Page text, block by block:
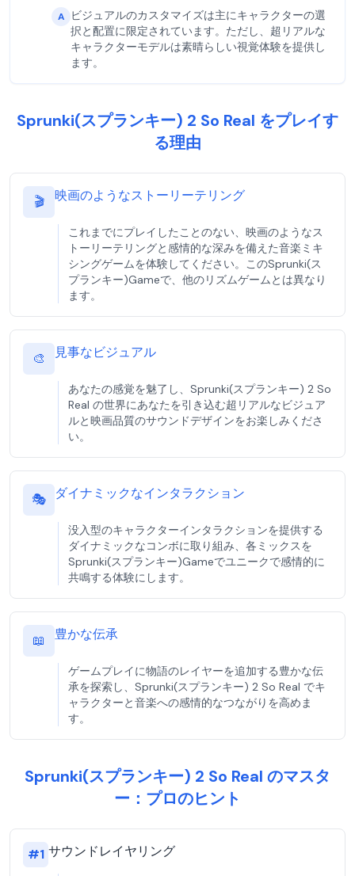
A
ビジュアルのカスタマイズは主にキャラクターの選
択と配置に限定されています。ただし、超リアルな
キャラクターモデルは素晴らしい視覚体験を提供し
ます。
Sprunki(スプランキー) 2 So Real をプレイす
る理由
🎬 映画のようなストーリーテリング
これまでにプレイしたことのない、映画のようなス
トーリーテリングと感情的な深みを備えた音楽ミキ
シングゲームを体験してください。このSprunki(ス
プランキー)Gameで、他のリズムゲームとは異なり
ます。
🎨 見事なビジュアル
あなたの感覚を魅了し、Sprunki(スプランキー) 2 So
Real の世界にあなたを引き込む超リアルなビジュア
ルと映画品質のサウンドデザインをお楽しみくださ
い。
🎭 ダイナミックなインタラクション
没入型のキャラクターインタラクションを提供する
ダイナミックなコンボに取り組み、各ミックスを
Sprunki(スプランキー)Gameでユニークで感情的に
共鳴する体験にします。
📖 豊かな伝承
ゲームプレイに物語のレイヤーを追加する豊かな伝
承を探索し、Sprunki(スプランキー) 2 So Real でキ
ャラクターと音楽への感情的なつながりを高めま
す。
Sprunki(スプランキー) 2 So Real のマスタ
ー：プロのヒント
#1 サウンドレイヤリング